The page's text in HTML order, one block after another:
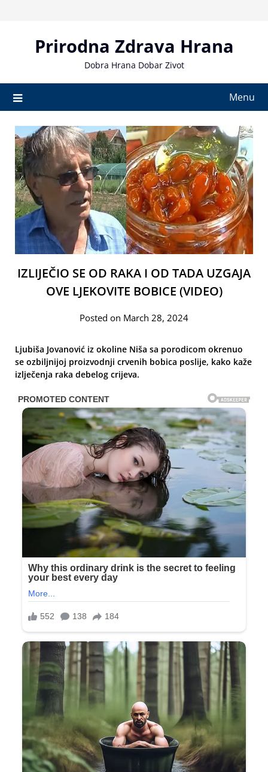
Prirodna Zdrava Hrana
Dobra Hrana Dobar Zivot
Menu
IZLIJEČIO SE OD RAKA I OD TADA UZGAJA
OVE LJEKOVITE BOBICE (VIDEO)
Posted on March 28, 2024
Ljubiša Jovanović iz okoline Niša sa porodicom okrenuo
se ozbiljnijoj proizvodnji crvenih bobica poslije, kako kaže
izlječenja raka debelog crijeva.